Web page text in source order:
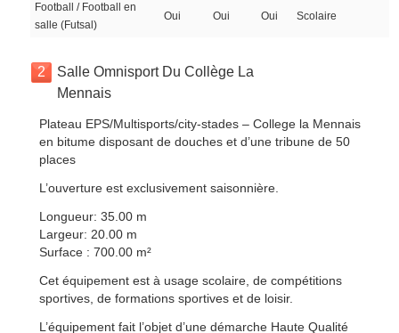
Football / Football en
salle (Futsal)
Oui Oui Oui Scolaire
2
Salle Omnisport Du Collège La
Mennais
Plateau EPS/Multisports/city-stades – College la Mennais
en bitume disposant de douches et d’une tribune de 50
places
L’ouverture est exclusivement saisonnière.
Longueur: 35.00 m
Largeur: 20.00 m
Surface : 700.00 m²
Cet équipement est à usage scolaire, de compétitions
sportives, de formations sportives et de loisir.
L’équipement fait l’objet d’une démarche Haute Qualité